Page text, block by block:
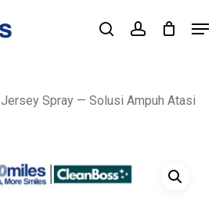
searchaccountClose
Jersey Spray — Solusi Ampuh Atasi